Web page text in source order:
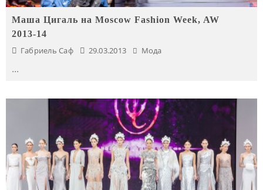
Маша Цигаль на Moscow Fashion Week, AW
2013-14
Габриель Саф 29.03.2013 Мода
...